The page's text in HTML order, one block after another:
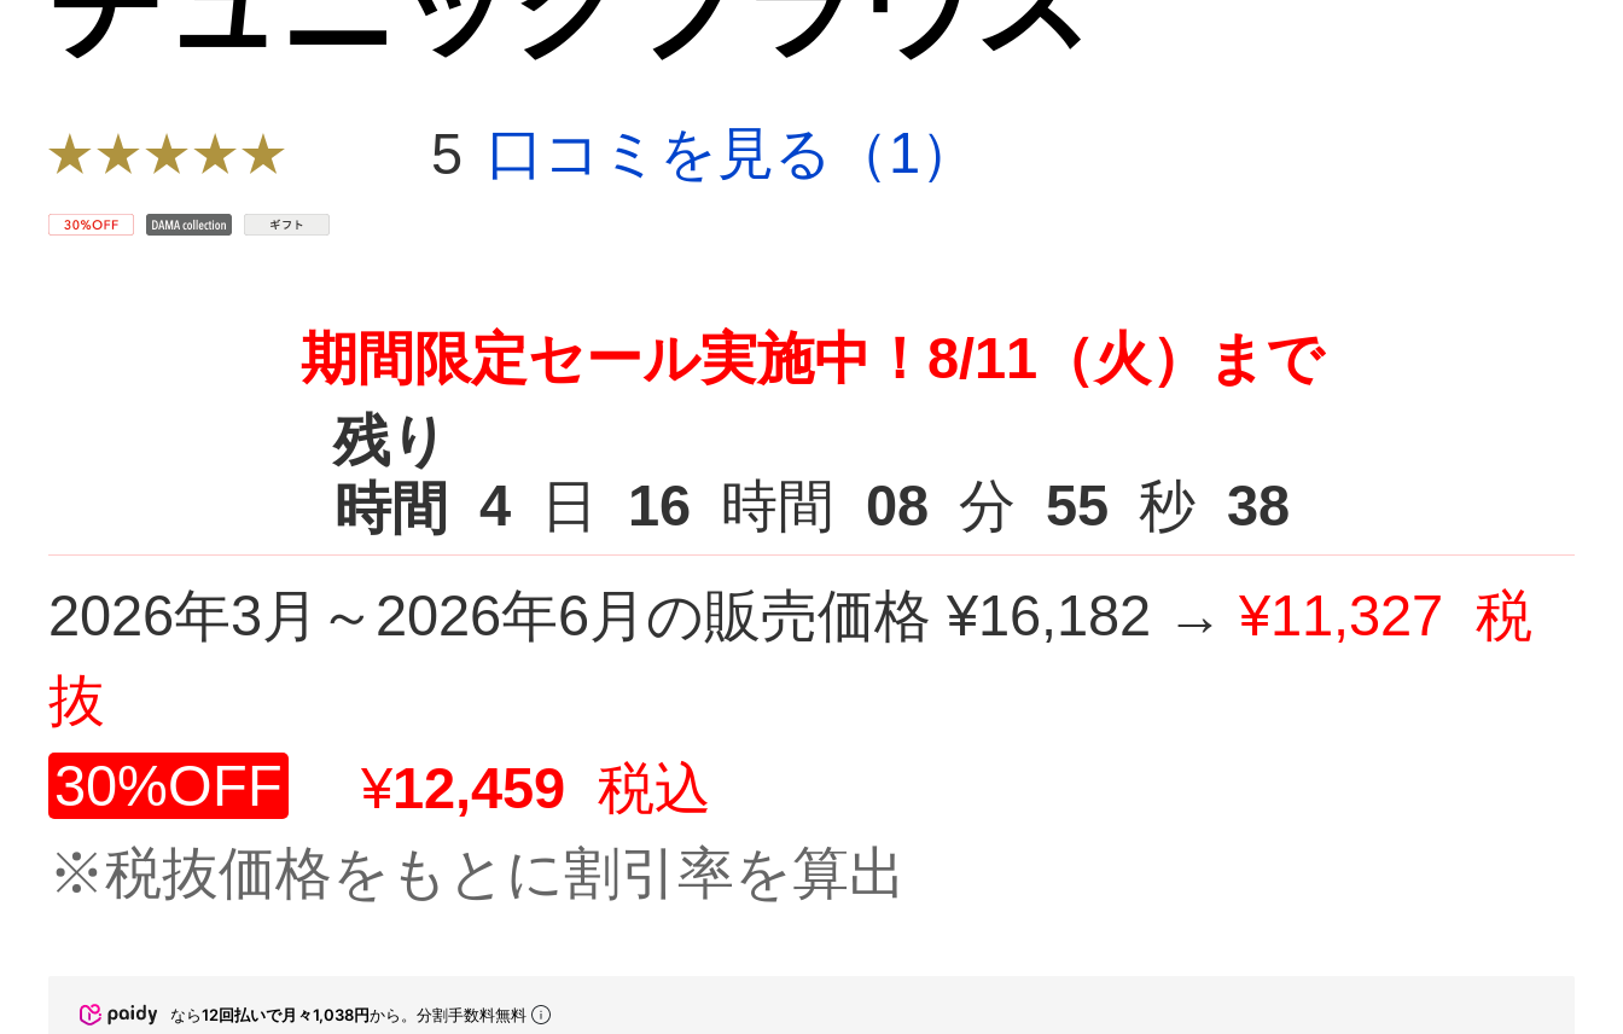
5 口コミを見る（1）
期間限定セール実施中！8/11（火）まで
残り
時間
4 日 16 時間 08 分 53 秒 64
2026年3月～2026年6月の販売価格 ¥16,182 →¥11,327 税
抜
30%OFF
¥12,459 税込
※税抜価格をもとに割引率を算出
なら12回払いで月々1,038円から。分割手数料無料